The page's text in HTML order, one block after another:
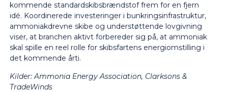
kommende standardskibsbrændstof frem for en fjern
idé. Koordinerede investeringer i bunkringsinfrastruktur,
ammoniakdrevne skibe og understøttende lovgivning
viser, at branchen aktivt forbereder sig på, at ammoniak
skal spille en reel rolle for skibsfartens energiomstilling i
det kommende årti.
Kilder: Ammonia Energy Association, Clarksons &
TradeWinds